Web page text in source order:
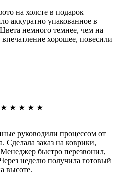
на холсте в подарок
аккуратно упакованное в
немного темнее, чем на
хорошее, повесили
★ ★ ★ ★ ★
руководили процессом от
Сделала заказ на коврики,
быстро перезвонил,
неделю получила готовый
высоте.